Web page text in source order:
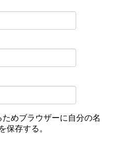
めブラウザーに自分の名
保存する。